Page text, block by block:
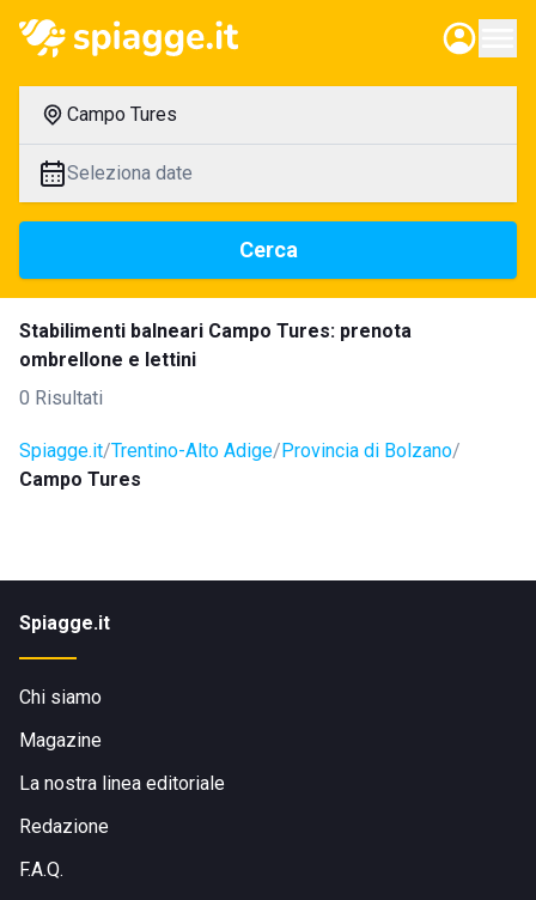
Campo Tures
Seleziona date
Cerca
Stabilimenti balneari Campo Tures: prenota
ombrellone e lettini
0 Risultati
Spiagge.it Trentino-Alto Adige Provincia di Bolzano
Campo Tures
Spiagge.it
Chi siamo
Magazine
La nostra linea editoriale
Redazione
F.A.Q.